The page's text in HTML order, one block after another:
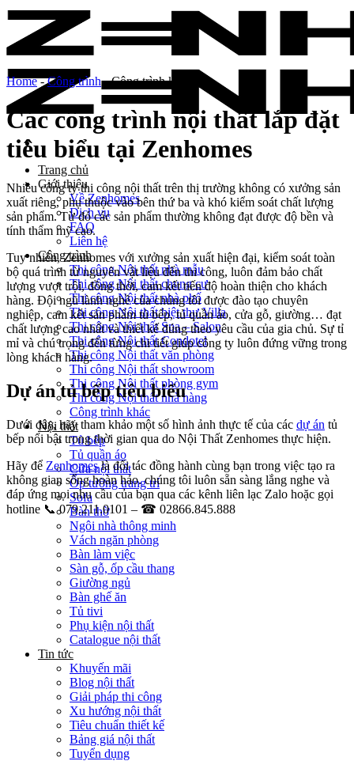
Skip
content
Trang chủ
Giới thiệu
Về Zenhomes
Dịch vụ
FAQ
Liên hệ
Công trình
Thi công Nội thất nhà mẫu
Thi công Nội thất chung cư
Thi công Nội thất nhà phố
Thi công Nội thất biệt thự Villa
Thi công Nội thất Spa – Salon
Thi công Nội thất Condotel
Thi công Nội thất văn phòng
Thi công Nội thất showroom
Thi công Nội thất phòng gym
Thi công Nội thất nhà hàng
Công trình khác
Nội thất
Tủ bếp
Tủ quần áo
Cửa nội thất
Ốp tường trang trí
Sofa
Bàn thờ
Ngôi nhà thông minh
Vách ngăn phòng
Bàn làm việc
Sàn gỗ, ốp cầu thang
Giường ngủ
Bàn ghế ăn
Tủ tivi
Phụ kiện nội thất
Catalogue nội thất
Tin tức
Khuyến mãi
Blog nội thất
Giải pháp thi công
Xu hướng nội thất
Tiêu chuẩn thiết kế
Bảng giá nội thất
Tuyển dụng
Home-Công trình-Công trình khác
Các công trình nội thất lắp đặt
tiêu biểu tại Zenhomes
Nhiều công ty thi công nội thất trên thị trường không có xưởng sản
xuất riêng, phụ thuộc vào bên thứ ba và khó kiểm soát chất lượng
sản phẩm. Từ đó các sản phẩm thường không đạt được độ bền và
tính thẩm mỹ cao.
Tuy nhiên, Zenhomes với xưởng sản xuất hiện đại, kiểm soát toàn
bộ quá trình từ nguyên vật liệu đến thi công, luôn đảm bảo chất
lượng vượt trội, đồng thời, cam kết tiến độ hoàn thiện cho khách
hàng. Đội ngũ lành nghề của chúng tôi được đào tạo chuyên
nghiệp, cam kết sản phẩm tủ bếp, tủ quần áo, cửa gỗ, giường… đạt
chất lượng cao nhất và thiết kế đúng theo yêu cầu của gia chủ. Sự tỉ
mỉ và chú trọng đến từng chi tiết giúp công ty luôn đứng vững trong
lòng khách hàng.
Dự án tủ bếp tiêu biểu
Dưới đây, hãy tham khảo một số hình ảnh thực tế của các dự án tủ
bếp nổi bật trong thời gian qua do Nội Thất Zenhomes thực hiện.
Hãy để Zenhomeslà đối tác đồng hành cùng bạn trong việc tạo ra
không gian sống hoàn hảo. chúng tôi luôn sẵn sàng lắng nghe và
đáp ứng mọi nhu cầu của bạn qua các kênh liên lạc Zalo hoặc gọi
hotline 📞 079.211.0101 – ☎ 02866.845.888